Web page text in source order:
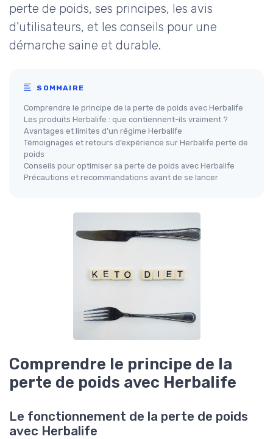
perte de poids, ses principes, les avis
d’utilisateurs, et les conseils pour une
démarche saine et durable.
SOMMAIRE
Comprendre le principe de la perte de poids avec Herbalife
Les produits Herbalife : que contiennent-ils vraiment ?
Avantages et limites d’un régime Herbalife
Témoignages et retours d’expérience sur Herbalife perte de
poids
Conseils pour optimiser sa perte de poids avec Herbalife
Précautions et recommandations avant de se lancer
Comprendre le principe de la
perte de poids avec Herbalife
Le fonctionnement de la perte de poids
avec Herbalife